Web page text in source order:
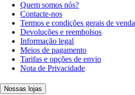
Quem somos nós?
Contacte-nos
Termos e condições gerais de venda
Devoluções e reembolsos
Informação legal
Meios de pagamento
Tarifas e opções de envio
Nota de Privacidade
Nossas lojas